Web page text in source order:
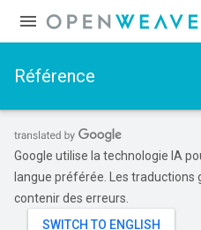
Référence
Google utilise la technologie IA
langue préférée. Les traductions
contenir des erreurs.